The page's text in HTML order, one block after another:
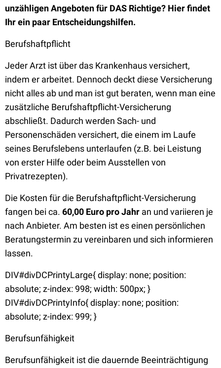
unzähligen Angeboten für DAS Richtige? Hier findet
Ihr ein paar Entscheidungshilfen.
Berufshaftpflicht
Jeder Arzt ist über das Krankenhaus versichert,
indem er arbeitet. Dennoch deckt diese Versicherung
nicht alles ab und man ist gut beraten, wenn man eine
zusätzliche Berufshaftpflicht-Versicherung
abschließt. Dadurch werden Sach- und
Personenschäden versichert, die einem im Laufe
seines Berufslebens unterlaufen (z.B. bei Leistung
von erster Hilfe oder beim Ausstellen von
Privatrezepten).
Die Kosten für die Berufshaftpflicht-Versicherung
fangen bei ca. 60,00 Euro pro Jahr an und variieren je
nach Anbieter. Am besten ist es einen persönlichen
Beratungstermin zu vereinbaren und sich informieren
lassen.
DIV#divDCPrintyLarge{ display: none; position:
absolute; z-index: 998; width: 500px; }
DIV#divDCPrintyInfo{ display: none; position:
absolute; z-index: 999; }
Berufsunfähigkeit
Berufsunfähigkeit ist die dauernde Beeinträchtigung